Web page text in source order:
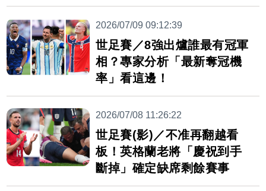
2026/07/09 09:12:39
世足賽／8強出爐誰最有冠軍
相？專家分析「最新奪冠機
率」看這邊！
2026/07/08 11:26:22
世足賽(影)／不准再翻越看
板！英格蘭老將「慶祝到手
斷掉」確定缺席剩餘賽事